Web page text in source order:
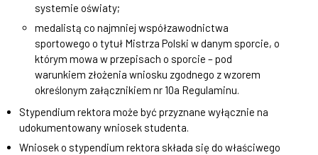
systemie oświaty;
medalistą co najmniej współzawodnictwa
sportowego o tytuł Mistrza Polski w danym sporcie, o
którym mowa w przepisach o sporcie – pod
warunkiem złożenia wniosku zgodnego z wzorem
określonym załącznikiem nr 10a Regulaminu.
Stypendium rektora może być przyznane wyłącznie na
udokumentowany wniosek studenta.
Wniosek o stypendium rektora składa się do właściwego